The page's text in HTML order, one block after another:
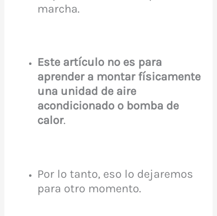
marcha.
Este artículo no es para
aprender a montar físicamente
una unidad de aire
acondicionado o bomba de
calor.
Por lo tanto, eso lo dejaremos
para otro momento.